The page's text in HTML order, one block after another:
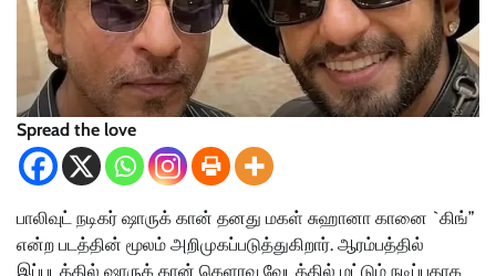
Spread the love
பாலிவுட் நடிகர் ஷாருக் கான் தனது மகள் சுஹானா கானை `கிங்”
என்ற படத்தின் மூலம் அறிமுகப்படுத்துகிறார். ஆரம்பத்தில்
இப்படத்தில் ஷாருக் கான் கெளரவ வேடத்தில் மட்டும் நடிப்பதாக